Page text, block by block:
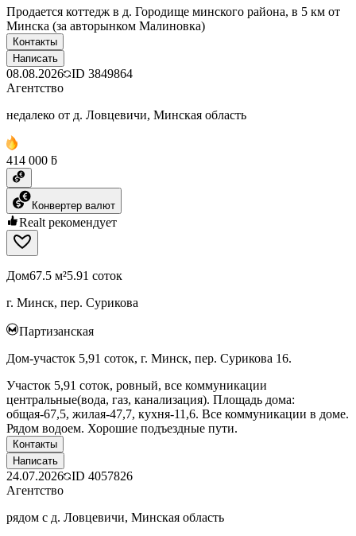
Продается коттедж в д. Городище минского района, в 5 км от
Минска (за авторынком Малиновка)
Контакты
Написать
08.08.2026 ID 3849864
Агентство
недалеко от д. Ловцевичи, Минская область
414 000 ƃ
Конвертер валют
Realt рекомендует
Дом67.5 м²5.91 соток
г. Минск, пер. Сурикова
Партизанская
Дом-участок 5,91 соток, г. Минск, пер. Сурикова 16.
Участок 5,91 соток, ровный, все коммуникации
центральные(вода, газ, канализация). Площадь дома:
общая-67,5, жилая-47,7, кухня-11,6. Все коммуникации в доме.
Рядом водоем. Хорошие подъездные пути.
Контакты
Написать
24.07.2026 ID 4057826
Агентство
рядом с д. Ловцевичи, Минская область